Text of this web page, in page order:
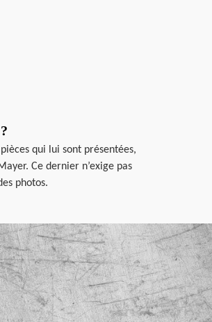
qui lui sont présentées,
Ce dernier n’exige pas
photos.